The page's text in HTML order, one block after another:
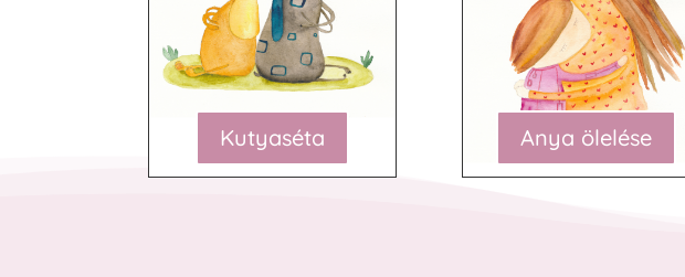
Kutyaséta Anya ölelése